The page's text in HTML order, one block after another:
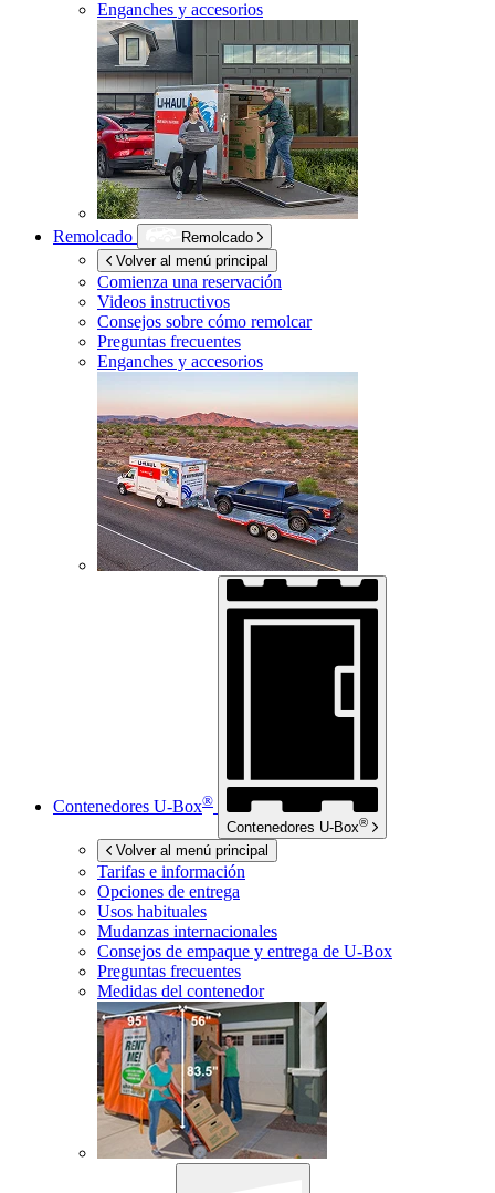
Enganches y accesorios
Remolcado
Remolcado
Volver al menú principal
Comienza una reservación
Videos instructivos
Consejos sobre cómo remolcar
Preguntas frecuentes
Enganches y accesorios
Contenedores U-Box®
Contenedores U-Box®
Volver al menú principal
Tarifas e información
Opciones de entrega
Usos habituales
Mudanzas internacionales
Consejos de empaque y entrega de U-Box
Preguntas frecuentes
Medidas del contenedor